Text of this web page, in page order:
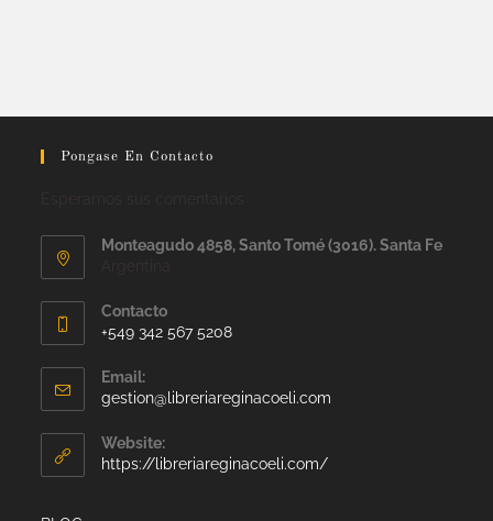
Pongase En Contacto
Monteagudo 4858, Santo Tomé (3016). Santa Fe
Contacto
+549 342 567 5208
Email:
gestion@libreriareginacoeli.com
Website:
https://libreriareginacoeli.com/